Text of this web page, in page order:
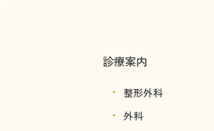
診療案内
整形外科
外科